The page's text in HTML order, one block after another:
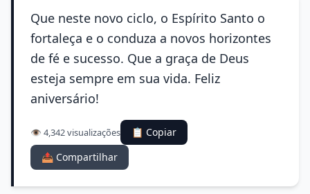
Que neste novo ciclo, o Espírito Santo o
fortaleça e o conduza a novos horizontes
de fé e sucesso. Que a graça de Deus
esteja sempre em sua vida. Feliz
aniversário!
👁️ 4,342 visualizações
📋 Copiar
📤 Compartilhar